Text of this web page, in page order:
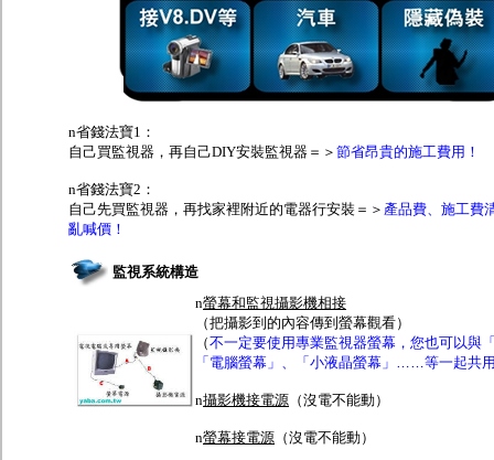
n省錢法寶1：
自己買監視器，再自己DIY安裝監視器＝＞ 節省昂貴的施工費用！
n省錢法寶2：
自己先買監視器，再找家裡附近的電器行安裝＝＞ 產品費、施工費
亂喊價！
監視系統構造
n螢幕和監視攝影機相接
（把攝影到的內容傳到螢幕觀看）
（不一定要使用專業監視器螢幕，您也可以與
「電腦螢幕」、「小液晶螢幕」……等一起共
n攝影機接電源 （沒電不能動）
n螢幕接電源 （沒電不能動）